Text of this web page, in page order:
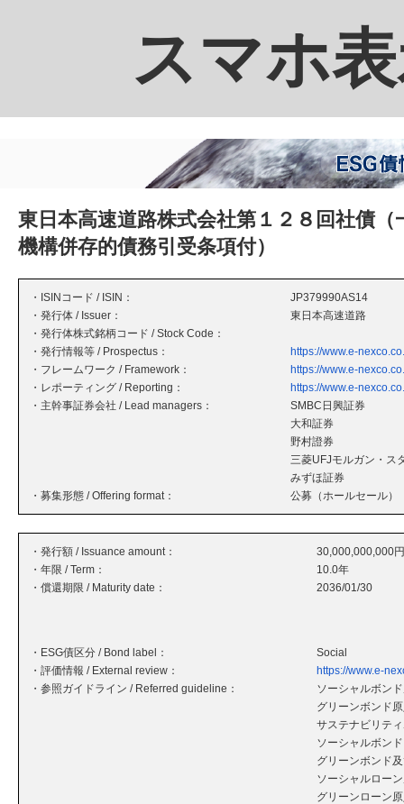
スマホ
東日本高速道路株式会社第１２８回社債
機構併存的債務引受条項付）
・ISINコード / ISIN：
JP379990AS14
・発行体 / Issuer：
東日本高速道路
・発行体株式銘柄コード / Stock Code：
・発行情報等 / Prospectus：
https://www.e-
・フレームワーク / Framework：
https://www.e-
・レポーティング / Reporting：
https://www.e-
・主幹事証券会社 / Lead managers：
SMBC日興証券
大和証券
野村證券
三菱UFJモルガン・ス
みずほ証券
・募集形態 / Offering format：
公募（ホールセール）
・発行額 / Issuance amount：
30,000,000,000円
・年限 / Term：
10.0年
・償還期限 / Maturity date：
2036/01/30
・ESG債区分 / Bond label：
Social
・評価情報 / External review：
https://www.e-
・参照ガイドライン / Referred guideline：
ソーシャルボン
グリーンボンド
サステナビリテ
ソーシャルボン
グリーンボンド
ソーシャルロー
グリーンローン